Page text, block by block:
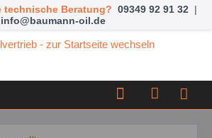
technische Beratung? 09349 92 91 32 |
info@baumann-oil.de